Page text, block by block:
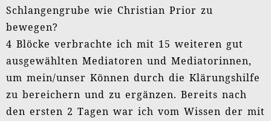
Schlangengrube wie Christian Prior zu
bewegen?
4 Blöcke verbrachte ich mit 15 weiteren gut
ausgewählten Mediatoren und Mediatorinnen,
um mein/unser Können durch die Klärungshilfe
zu bereichern und zu ergänzen. Bereits nach
den ersten 2 Tagen war ich vom Wissen der mit